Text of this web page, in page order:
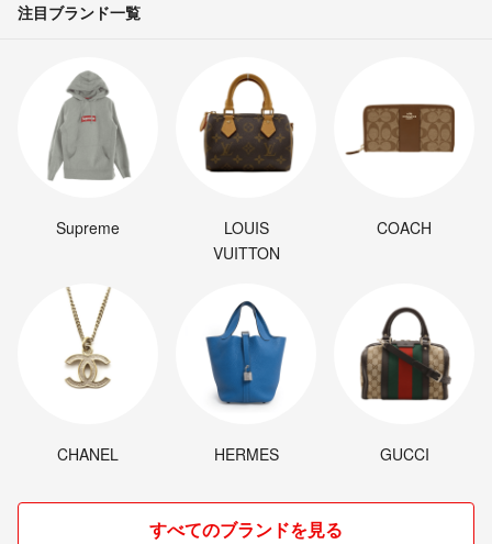
注目ブランド一覧
Supreme
LOUIS
VUITTON
COACH
CHANEL HERMES GUCCI
すべてのブランドを見る